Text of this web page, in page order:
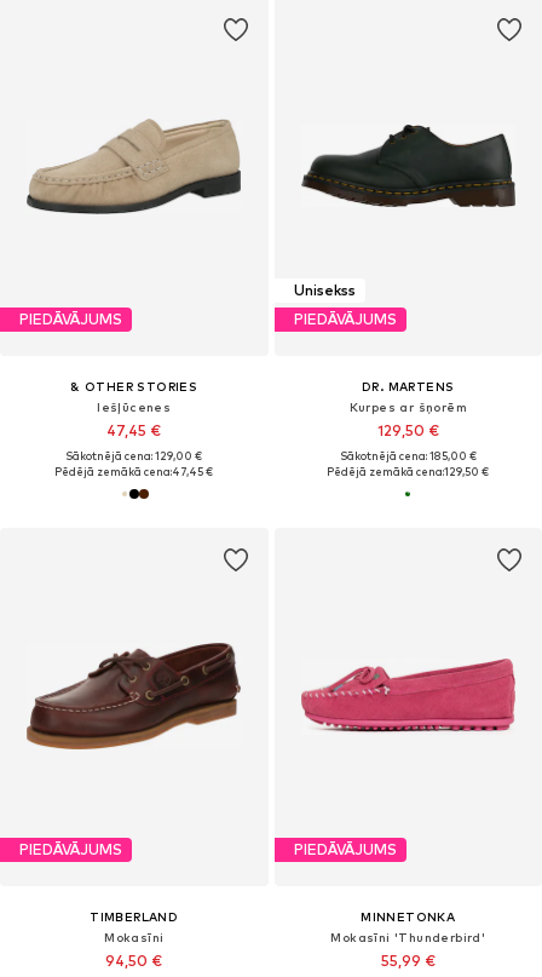
PIEDĀVĀJUMS
& OTHER STORIES
Iešļūcenes
47,45 €
Sākotnējā cena: 129,00 €
Pēdējā zemākā cena:47,45 €
Unisekss
PIEDĀVĀJUMS
DR. MARTENS
Kurpes ar šņorēm
129,50 €
Sākotnējā cena: 185,00 €
Pēdējā zemākā cena:129,50 €
PIEDĀVĀJUMS
TIMBERLAND
Mokasīni
94,50 €
PIEDĀVĀJUMS
MINNETONKA
Mokasīni 'Thunderbird'
55,99 €